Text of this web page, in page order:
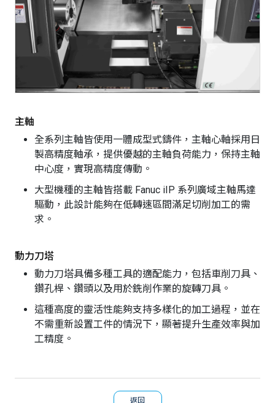
主軸
全系列主軸皆使用一體成型式鑄件，主軸心軸採用日
製高精度軸承，提供優越的主軸負荷能力，保持主軸
中心度，實現高精度傳動。
大型機種的主軸皆搭載 Fanuc iIP 系列廣域主軸馬達
驅動，此設計能夠在低轉速區間滿足切削加工的需
求。
動力刀塔
動力刀塔具備多種工具的適配能力，包括車削刀具、
鑽孔桿、鑽頭以及用於銑削作業的旋轉刀具。
這種高度的靈活性能夠支持多樣化的加工過程，並在
不需重新設置工件的情況下，顯著提升生產效率與加
工精度。
返回